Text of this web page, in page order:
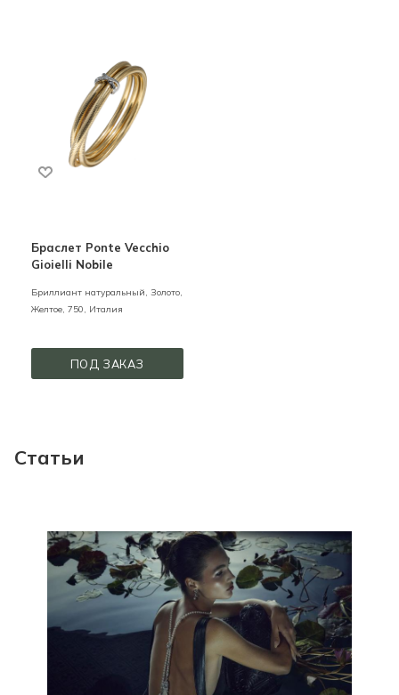
Браслет Ponte Vecchio
Gioielli Nobile
Бриллиант натуральный, Золото,
Желтое, 750, Италия
ПОД ЗАКАЗ
Статьи